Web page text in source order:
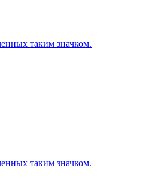
таким значком.
таким значком.